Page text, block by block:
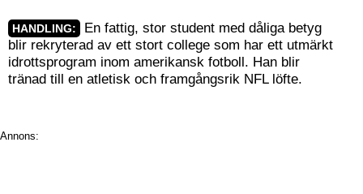
HANDLING:
En fattig, stor student med dåliga betyg
blir rekryterad av ett stort college som har ett utmärkt
idrottsprogram inom amerikansk fotboll. Han blir
tränad till en atletisk och framgångsrik NFL löfte.
Annons: